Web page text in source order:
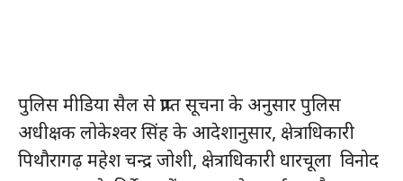
पुलिस मीडिया सैल से प्राप्त सूचना के अनुसार पुलिस
अधीक्षक लोकेश्वर सिंह के आदेशानुसार, क्षेत्राधिकारी
पिथौरागढ़ महेश चन्द्र जोशी, क्षेत्राधिकारी धारचूला विनोद